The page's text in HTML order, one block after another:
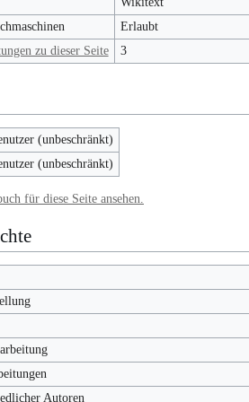
Erlaubt
zu dieser Seite
3
(unbeschränkt)
(unbeschränkt)
für diese Seite ansehen.
Autoren